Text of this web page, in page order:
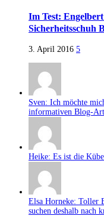
Im Test:
Sicherheitsschuh
3. April 2016 5
Sven: Ich möchte
informativen Blog-
Heike: Es ist die
Elsa Horneke: Toller
suchen deshalb nach